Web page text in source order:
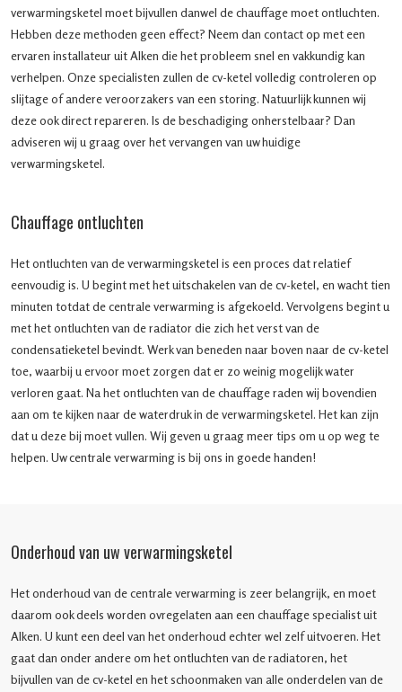
verwarmingsketel moet bijvullen danwel de chauffage moet ontluchten.
Hebben deze methoden geen effect? Neem dan contact op met een
ervaren installateur uit Alken die het probleem snel en vakkundig kan
verhelpen. Onze specialisten zullen de cv-ketel volledig controleren op
slijtage of andere veroorzakers van een storing. Natuurlijk kunnen wij
deze ook direct repareren. Is de beschadiging onherstelbaar? Dan
adviseren wij u graag over het vervangen van uw huidige
verwarmingsketel.
Chauffage ontluchten
Het ontluchten van de verwarmingsketel is een proces dat relatief
eenvoudig is. U begint met het uitschakelen van de cv-ketel, en wacht tien
minuten totdat de centrale verwarming is afgekoeld. Vervolgens begint u
met het ontluchten van de radiator die zich het verst van de
condensatieketel bevindt. Werk van beneden naar boven naar de cv-ketel
toe, waarbij u ervoor moet zorgen dat er zo weinig mogelijk water
verloren gaat. Na het ontluchten van de chauffage raden wij bovendien
aan om te kijken naar de waterdruk in de verwarmingsketel. Het kan zijn
dat u deze bij moet vullen. Wij geven u graag meer tips om u op weg te
helpen. Uw centrale verwarming is bij ons in goede handen!
Onderhoud van uw verwarmingsketel
Het onderhoud van de centrale verwarming is zeer belangrijk, en moet
daarom ook deels worden ovregelaten aan een chauffage specialist uit
Alken. U kunt een deel van het onderhoud echter wel zelf uitvoeren. Het
gaat dan onder andere om het ontluchten van de radiatoren, het
bijvullen van de cv-ketel en het schoonmaken van alle onderdelen van de